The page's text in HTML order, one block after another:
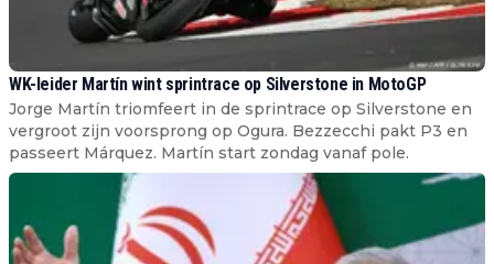
WK-leider Martín wint sprintrace op Silverstone in MotoGP
Jorge Martín triomfeert in de sprintrace op Silverstone en
vergroot zijn voorsprong op Ogura. Bezzecchi pakt P3 en
passeert Márquez. Martín start zondag vanaf pole.